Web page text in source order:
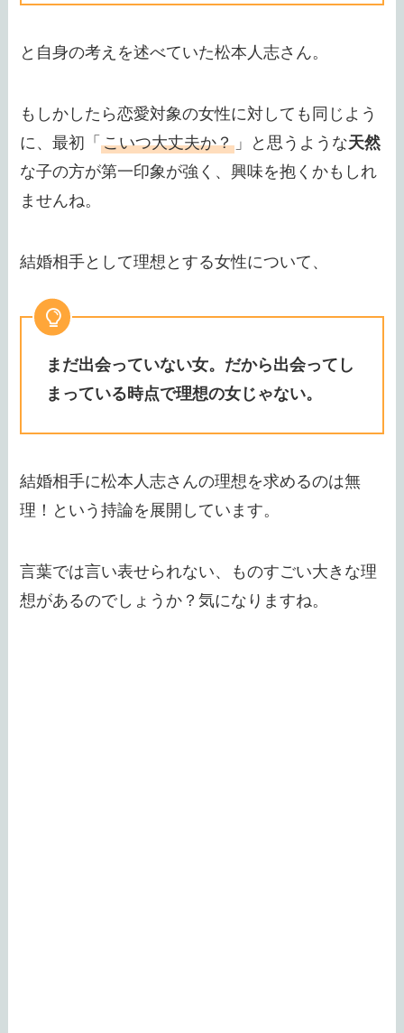
と自身の考えを述べていた松本人志さん。
もしかしたら恋愛対象の女性に対しても同じよう
に、最初「こいつ大丈夫か？ 」と思うような天然
な子の方が第一印象が強く、興味を抱くかもしれ
ませんね。
結婚相手として理想とする女性について、
まだ出会っていない女。だから出会ってし
まっている時点で理想の女じゃない。
結婚相手に松本人志さんの理想を求めるのは無
理！という持論を展開しています。
言葉では言い表せられない、ものすごい大きな理
想があるのでしょうか？気になりますね。